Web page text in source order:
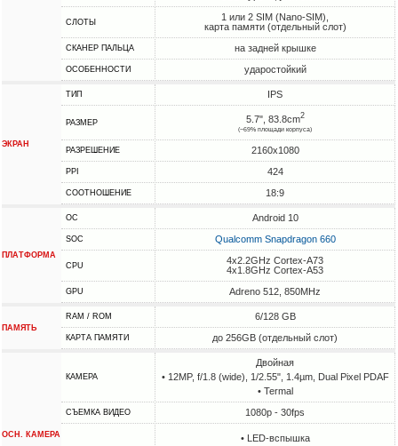
СЛОТЫ
1 или 2 SIM (Nano-SIM),
карта памяти (отдельный слот)
СКАНЕР ПАЛЬЦА на задней крышке
ОСОБЕННОСТИ ударостойкий
ЭКРАН
ТИП IPS
РАЗМЕР 5.7", 83.8cm2
(~69% площади корпуса)
РАЗРЕШЕНИЕ 2160x1080
PPI 424
СООТНОШЕНИЕ 18:9
ПЛАТФОРМА
ОС Android 10
SOC Qualcomm Snapdragon 660
CPU
4x2.2GHz Cortex-A73
4x1.8GHz Cortex-A53
GPU Adreno 512, 850MHz
ПАМЯТЬ
RAM / ROM 6/128 GB
КАРТА ПАМЯТИ до 256GB (отдельный слот)
ОСН. КАМЕРА
КАМЕРА
Двойная
• 12MP, f/1.8 (wide), 1/2.55", 1.4µm, Dual Pixel PDAF
• Termal
СЪЕМКА ВИДЕО 1080p - 30fps
• LED-вспышка